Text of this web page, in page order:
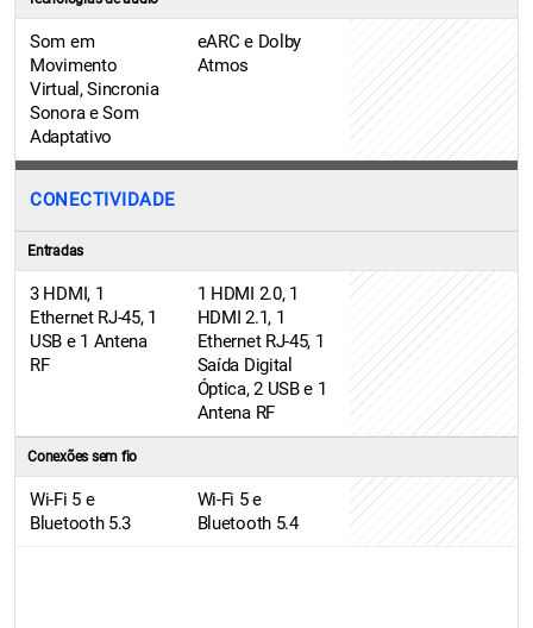
Som em
Movimento
Virtual, Sincronia
Sonora e Som
Adaptativo
eARC e Dolby
Atmos
CONECTIVIDADE
Entradas
3 HDMI, 1
Ethernet RJ-45, 1
USB e 1 Antena
RF
1 HDMI 2.0, 1
HDMI 2.1, 1
Ethernet RJ-45, 1
Saída Digital
Óptica, 2 USB e 1
Antena RF
Conexões sem fio
Wi-Fi 5 e
Bluetooth 5.3
Wi-Fi 5 e
Bluetooth 5.4